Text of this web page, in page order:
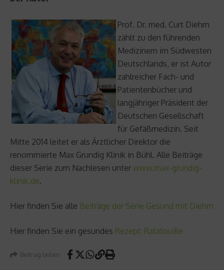
Prof. Dr. med. Curt Diehm
zählt zu den führenden
Medizinern im Südwesten
Deutschlands, er ist Autor
zahlreicher Fach- und
Patientenbücher und
langjähriger Präsident der
Deutschen Gesellschaft
für Gefäßmedizin. Seit
Mitte 2014 leitet er als Ärztlicher Direktor die
renommierte Max Grundig Klinik in Bühl. Alle Beiträge
dieser Serie zum Nachlesen unter www.max-grundig-
klinik.de.
Hier finden Sie alle Beiträge der Serie Gesund mit Diehm
Hier finden Sie ein gesundes Rezept: Ratatouille
Beitrag teilen